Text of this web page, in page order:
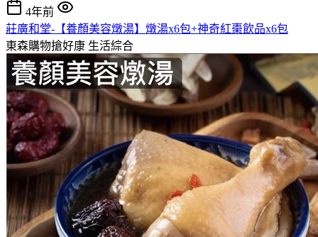
4年前
莊廣和堂-【養顏美容燉湯】燉湯x6包+神奇紅棗飲品x6包
東森購物搶好康 生活綜合